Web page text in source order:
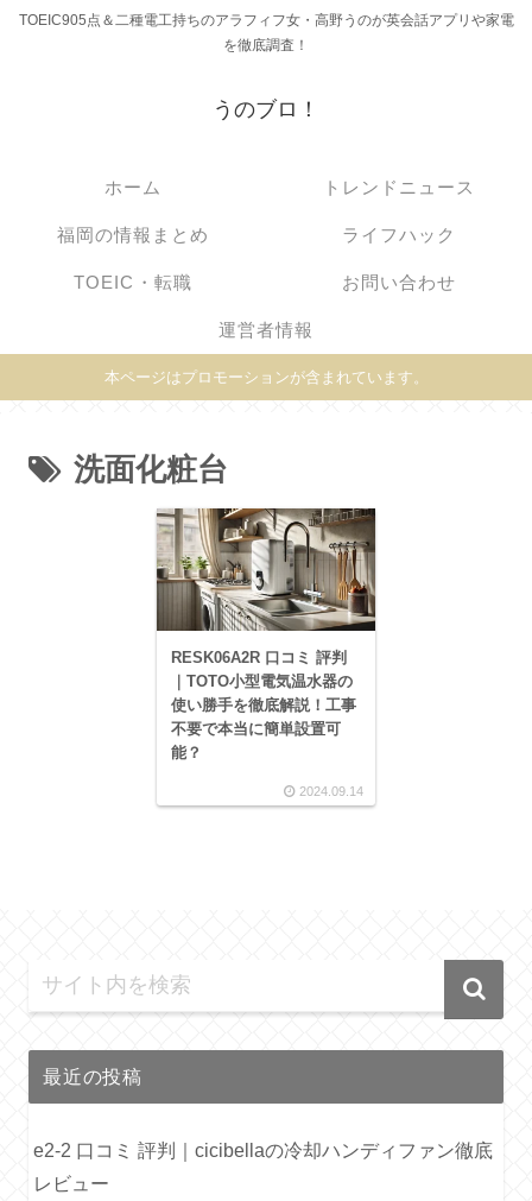
TOEIC905点＆二種電工持ちのアラフィフ女・高野うのが英会話アプリや家電
を徹底調査！
うのブロ！
ホーム トレンドニュース
福岡の情報まとめ ライフハック
TOEIC・転職 お問い合わせ
運営者情報
本ページはプロモーションが含まれています。
洗面化粧台
RESK06A2R 口コミ 評判
｜TOTO小型電気温水器の
使い勝手を徹底解説！工事
不要で本当に簡単設置可
能？
2024.09.14
最近の投稿
e2-2 口コミ 評判｜cicibellaの冷却ハンディファン徹底
レビュー